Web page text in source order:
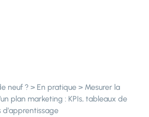
neuf ? > En pratique > Mesurer la
plan marketing : KPIs, tableaux de